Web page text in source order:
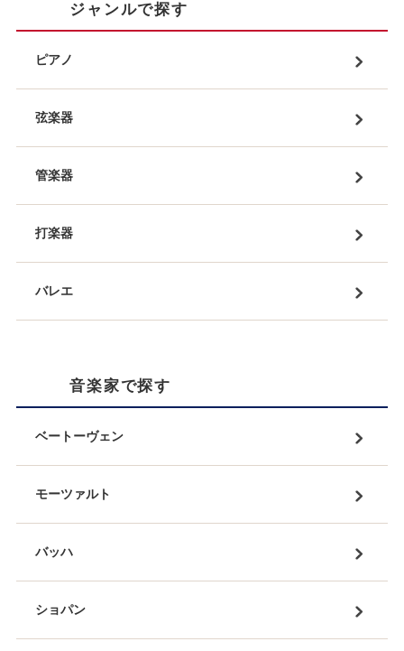
ジャンルで探す
ピアノ
弦楽器
管楽器
打楽器
バレエ
音楽家で探す
ベートーヴェン
モーツァルト
バッハ
ショパン